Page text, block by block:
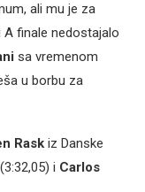
ali mu je za
finale nedostajalo
sa vremenom
u borbu za
Rask iz Danske
i Carlos